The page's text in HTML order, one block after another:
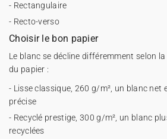
- Rectangulaire
- Recto-verso
Choisir le bon papier
Le blanc se décline différemment selon
du papier :
- Lisse classique, 260 g/m², un blanc net
précise
- Recyclé prestige, 300 g/m², un blanc
recyclées